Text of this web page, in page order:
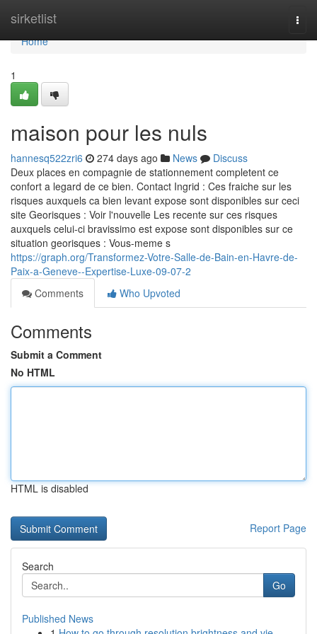
sirketlist
Home
Home
1
maison pour les nuls
hannesq522zri6 274 days ago News
Discuss
Deux places en compagnie de stationnement completent ce
confort a legard de ce bien. Contact Ingrid : Ces fraiche sur les
risques auxquels ca bien levant expose sont disponibles sur ceci
site Georisques : Voir l'nouvelle Les recente sur ces risques
auxquels celui-ci bravissimo est expose sont disponibles sur ce
situation georisques : Vous-meme s
https://graph.org/Transformez-Votre-Salle-de-Bain-en-Havre-de-
Paix-a-Geneve--Expertise-Luxe-09-07-2
Comments
Who Upvoted
Comments
Submit a Comment
No HTML
HTML is disabled
Report Page
Search
Go
Published News